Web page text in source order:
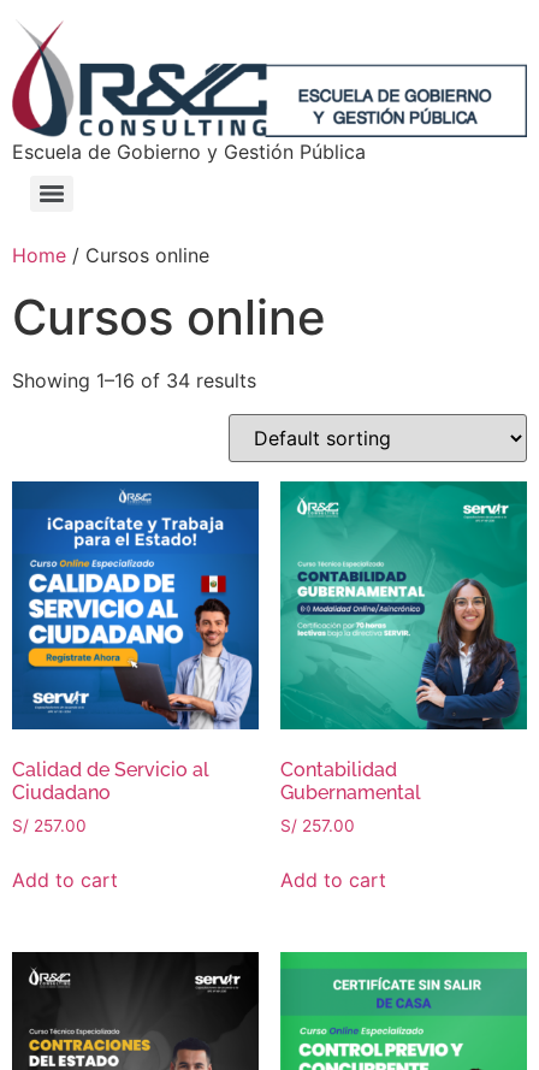
Escuela de Gobierno y Gestión Pública
Home / Cursos online
Cursos online
Showing 1–16 of 34 results
Calidad de Servicio al
Ciudadano
S/ 257.00
Add to cart
Contabilidad
Gubernamental
S/257.00
Add to cart